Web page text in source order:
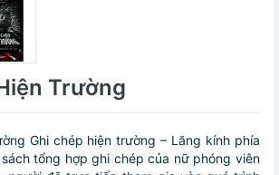
Trường
Ghi chép hiện trường – Lăng kính phía
tổng hợp ghi chép của nữ phóng viên